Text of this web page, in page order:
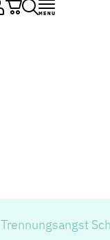
Trennungsangst